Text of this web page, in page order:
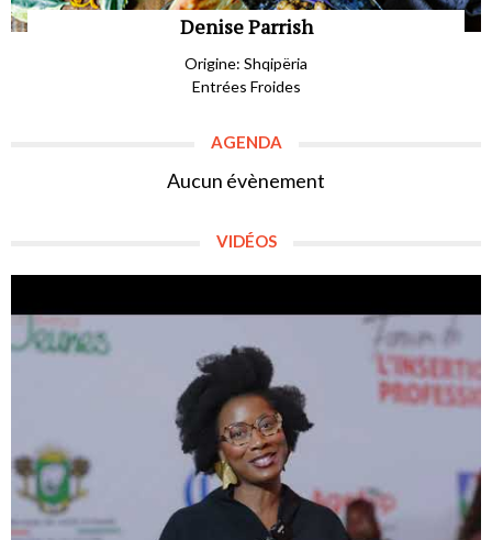
Denise Parrish
Origine: Shqipëria
Entrées Froides
AGENDA
Aucun évènement
VIDÉOS